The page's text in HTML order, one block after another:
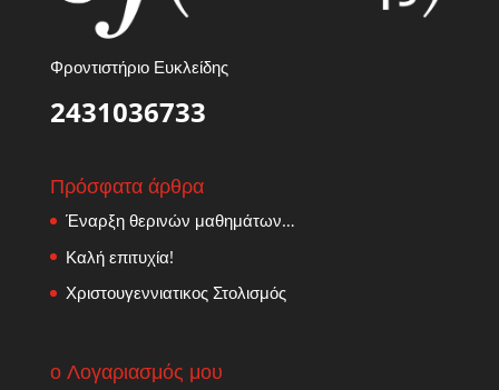
Φροντιστήριο Ευκλείδης
2431036733
Πρόσφατα άρθρα
Έναρξη θερινών μαθημάτων…
Καλή επιτυχία!
Χριστουγεννιατικος Στολισμός
ο Λογαριασμός μου